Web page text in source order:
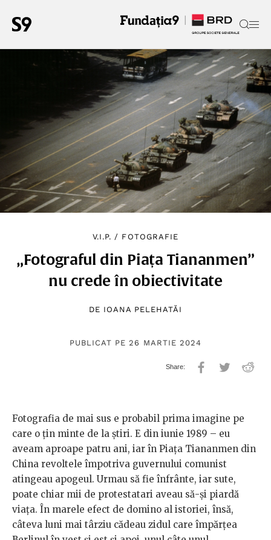
V.I.P. / FOTOGRAFIE
„Fotograful din Piața Tiananmen”
nu crede în obiectivitate
DE IOANA PELEHATĂI
PUBLICAT PE 26 MARTIE 2024
Fotografia de mai sus e probabil prima imagine pe
care o țin minte de la știri. E din iunie 1989 – eu
aveam aproape patru ani, iar în Piața Tiananmen din
China revoltele împotriva guvernului comunist
atingeau apogeul. Urmau să fie înfrânte, iar sute,
poate chiar mii de protestatari aveau să-și piardă
viața. În marele efect de domino al istoriei, însă,
câteva luni mai târziu cădeau zidul care împărțea